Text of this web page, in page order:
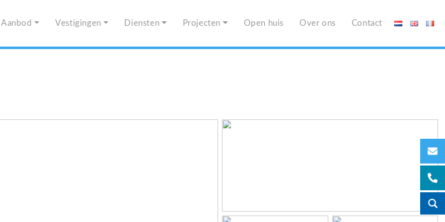
Aanbod Vestigingen Diensten Projecten Open huis Over ons Contact